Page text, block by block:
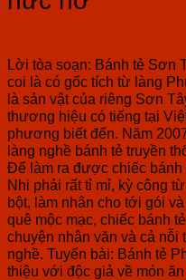
Lời tòa soạn: Bánh tẻ Sơn
coi là có gốc tích từ làng
là sản vật của riêng Sơn
thương hiệu có tiếng tại
phương biết đến. Năm
làng nghề bánh tẻ truyền
Để làm ra được chiếc
Nhi phải rất tỉ mỉ, kỳ công
bột, làm nhân cho tới gói
quê mộc mạc, chiếc bánh
chuyện nhân văn và cả
nghề. Tuyến bài: Bánh tẻ
thiệu với độc giả về món ăn